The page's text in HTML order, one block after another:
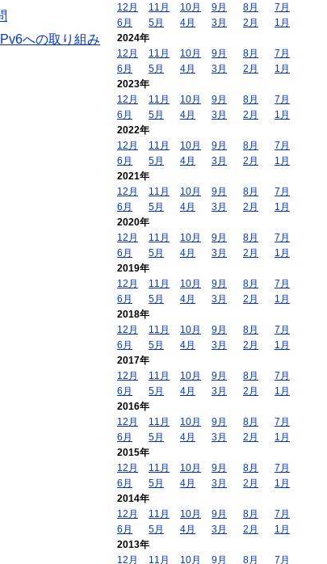
IPv6への取り組み
12月
11月 10月 9月 8月
7月
6月
5月 4月 3月 2月
1月
2024年
12月
11月 10月 9月 8月
7月
6月
5月 4月 3月 2月
1月
2023年
12月
11月 10月 9月 8月
7月
6月
5月 4月 3月 2月
1月
2022年
12月
11月 10月 9月 8月
7月
6月
5月 4月 3月 2月
1月
2021年
12月
11月 10月 9月 8月
7月
6月
5月 4月 3月 2月
1月
2020年
12月
11月 10月 9月 8月
7月
6月
5月 4月 3月 2月
1月
2019年
12月
11月 10月 9月 8月
7月
6月
5月 4月 3月 2月
1月
2018年
12月
11月 10月 9月 8月
7月
6月
5月 4月 3月 2月
1月
2017年
12月
11月 10月 9月 8月
7月
6月
5月 4月 3月 2月
1月
2016年
12月
11月 10月 9月 8月
7月
6月
5月 4月 3月 2月
1月
2015年
12月
11月 10月 9月 8月
7月
6月
5月 4月 3月 2月
1月
2014年
12月
11月 10月 9月 8月
7月
6月
5月 4月 3月 2月
1月
2013年
12月
11月 10月 9月 8月 7月